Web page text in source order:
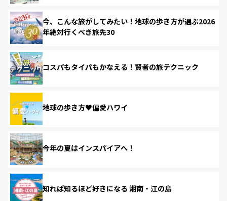
今、こんな旅がしてみたい！地球の歩き方が選ぶ2026
年絶対行くべき旅先30
コスパもタイパもかなえる！賢者の旅テクニック
地球の歩き方♥偏愛ハワイ
今年の夏はインスパイアへ！
知れば知るほど好きになる 湘南・江の島